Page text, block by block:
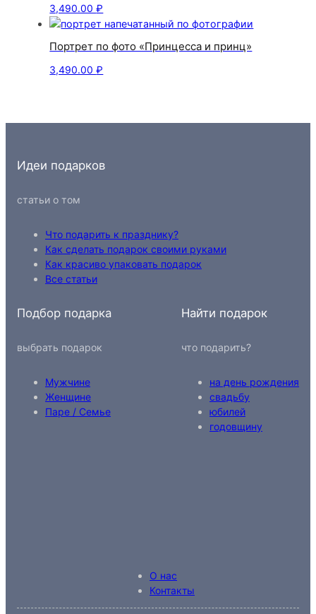
3,490.00₽
Портрет по фото «Принцесса и принц»
3,490.00₽
Идеи подарков
статьи о том
Что подарить к празднику?
Как сделать подарок своими руками
Как красиво упаковать подарок
Все статьи
Подбор подарка
выбрать подарок
Мужчине
Женщине
Паре / Семье
Найти подарок
что подарить?
на день рождения
свадьбу
юбилей
годовщину
О нас
Контакты